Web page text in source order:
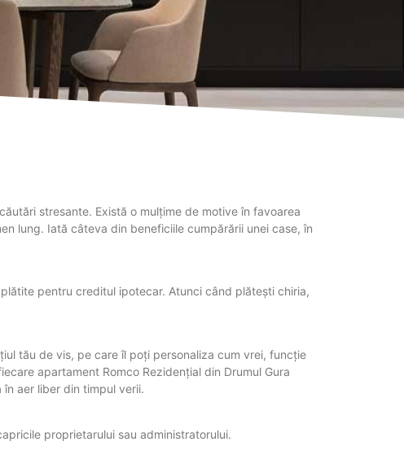
stresante. Există o mulțime de motive în favoarea
lung. Iată câteva din beneficiile cumpărării unei case, în
pentru creditul ipotecar. Atunci când plătești chiria,
tău de vis, pe care îl poți personaliza cum vrei, funcție
apartament Romco Rezidențial din Drumul Gura
aer liber din timpul verii.
proprietarului sau administratorului.